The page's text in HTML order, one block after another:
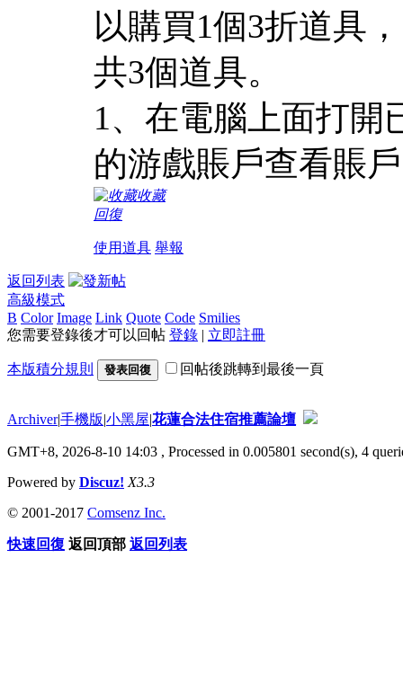
以購買1個3折道具
共3個道具。
1、在電腦上面打開
的游戲賬戶查看賬
收藏
回復
使用道具 舉報
返回列表
高級模式
B Color Image Link Quote Code Smilies
您需要登錄後才可以回帖 登錄 | 立即註冊
本版積分規則 發表回復 回帖後跳轉到最後一頁
Archiver|手機版|小黑屋|花蓮合法住宿推薦論壇
GMT+8, 2026-8-10 14:03 , Processed in 0.005801 second(s), 4
Powered by Discuz! X3.3
© 2001-2017 Comsenz Inc.
快速回復 返回頂部 返回列表